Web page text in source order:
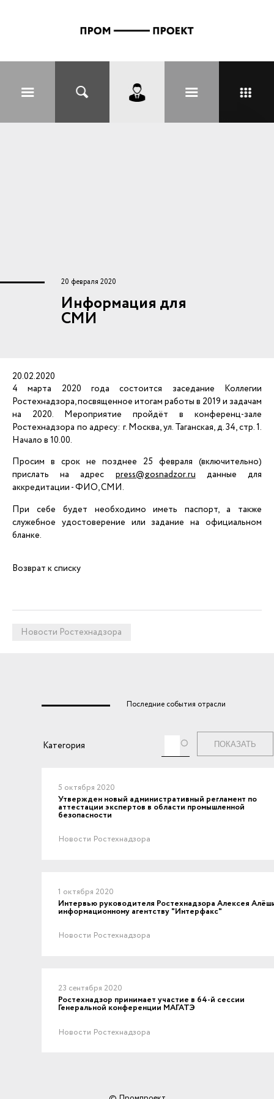
Вы здесь
20 февраля 2020
Информация для
СМИ
20.02.2020
4 марта 2020 года состоится заседание Коллегии
Ростехнадзора, посвященное итогам работы в 2019 и задачам
на 2020. Мероприятие пройдёт в конференц-зале
Ростехнадзора по адресу: г. Москва, ул. Таганская, д. 34, стр. 1.
Начало в 10.00.
Просим в срок не позднее 25 февраля (включительно)
прислать на адрес press@gosnadzor.ruданные для
аккредитации - ФИО, СМИ.
При себе будет необходимо иметь паспорт, а также
служебное удостоверение или задание на официальном
бланке.
Возврат к списку
Новости Ростехнадзора
Последние события отрасли
5 октября 2020
Утвержден новый административный регламент по
аттестации экспертов в области промышленной
безопасности
Новости Ростехнадзора
1 октября 2020
Интервью руководителя Ростехнадзора Алексея
информационному агентству "Интерфакс"
Новости Ростехнадзора
23 сентября 2020
Ростехнадзор принимает участие в 64-й сессии
Генеральной конференции МАГАТЭ
Новости Ростехнадзора